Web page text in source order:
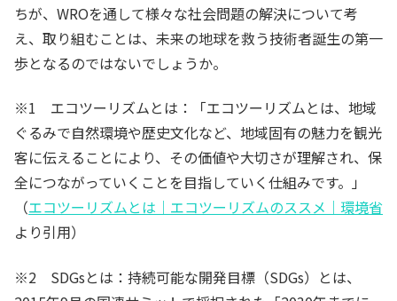
ちが、WROを通して様々な社会問題の解決について考
え、取り組むことは、未来の地球を救う技術者誕生の第一
歩となるのではないでしょうか。
※1 エコツーリズムとは：「エコツーリズムとは、地域
ぐるみで自然環境や歴史文化など、地域固有の魅力を観光
客に伝えることにより、その価値や大切さが理解され、保
全につながっていくことを目指していく仕組みです。」
（エコツーリズムとは｜エコツーリズムのススメ｜環境省
より引用）
※2 SDGsとは：持続可能な開発目標（SDGs）とは、